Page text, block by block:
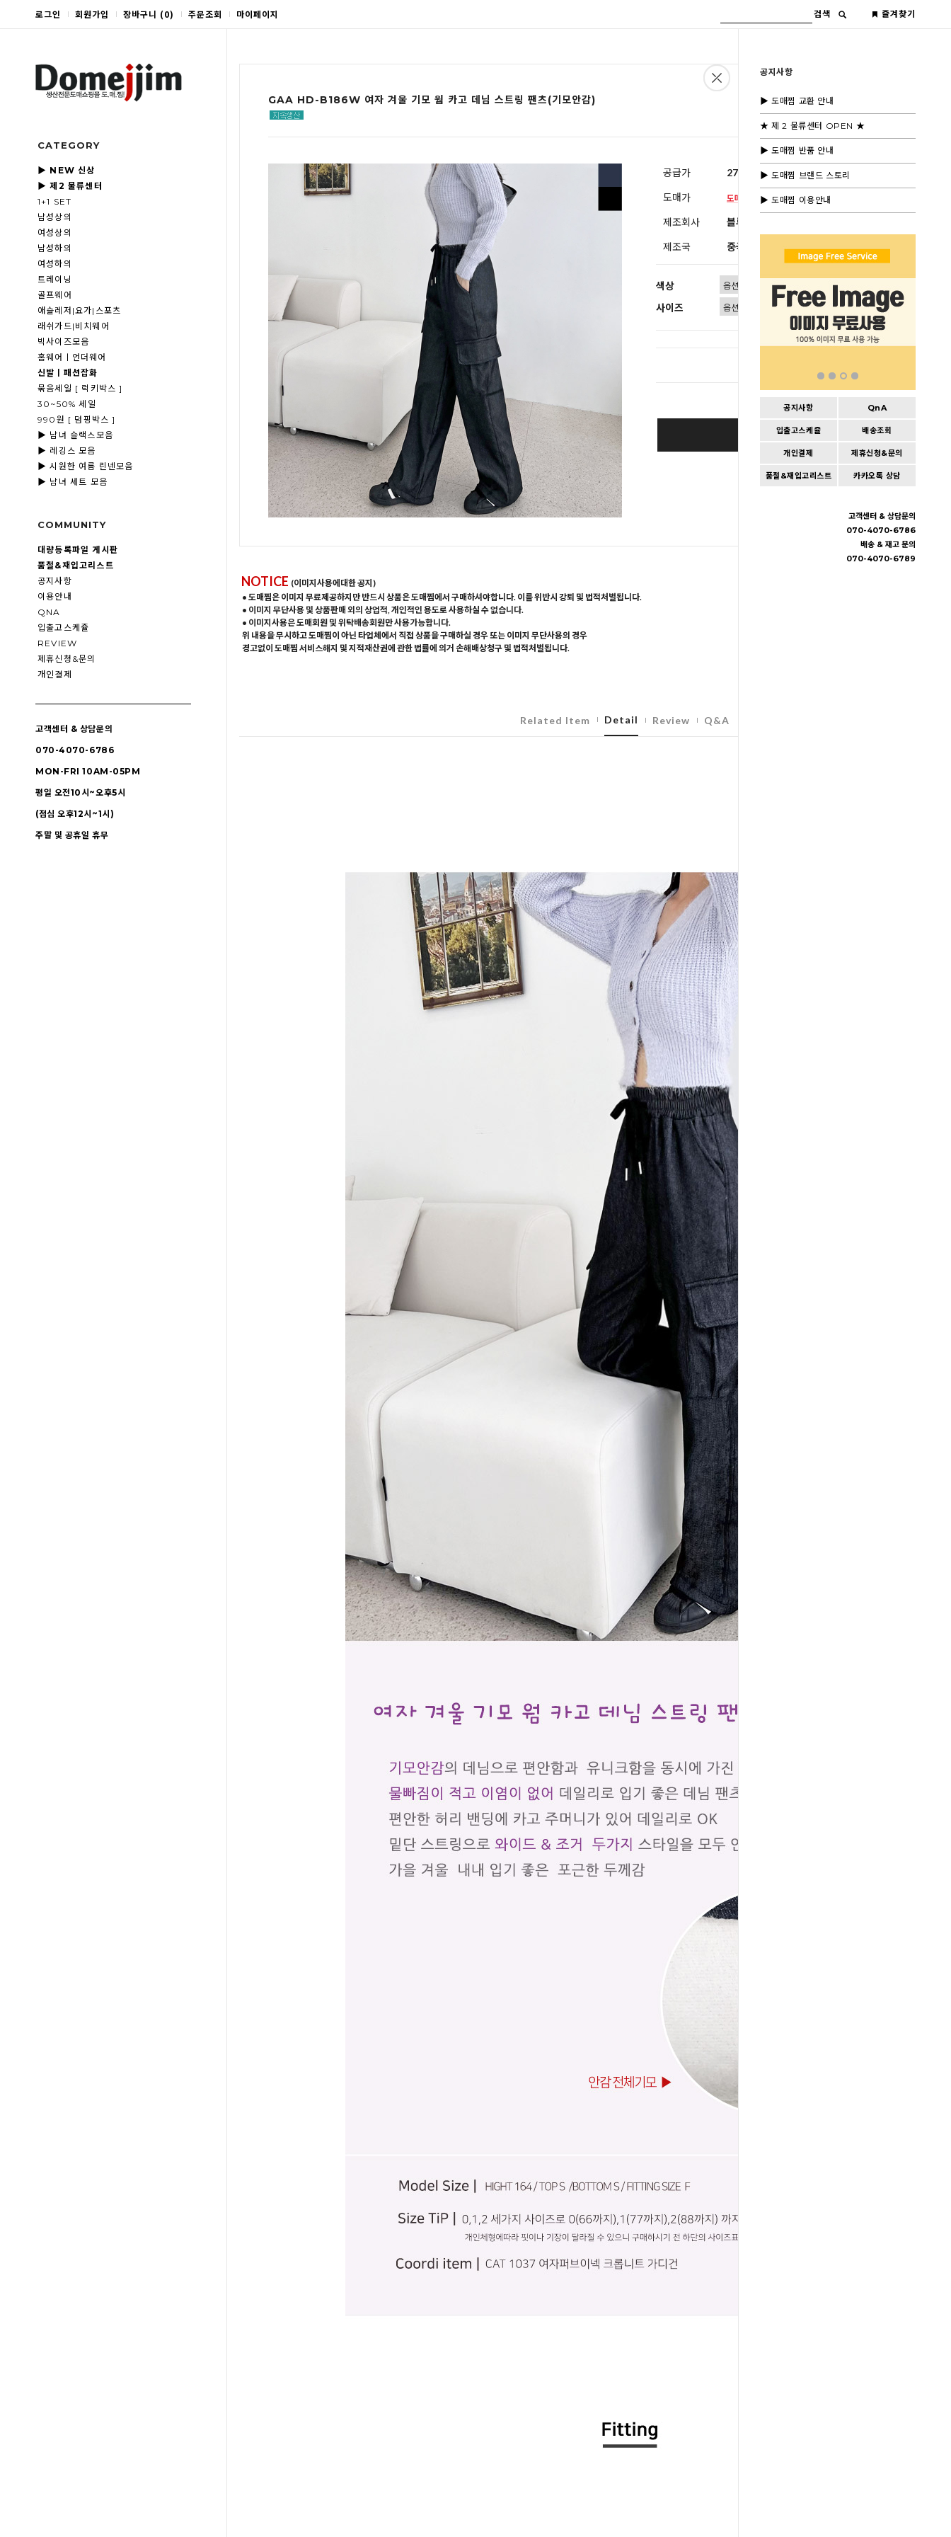
로그인 회원가입 장바구니 (0) 주문조회 마이페이지 검색 즐겨찾기
CATEGORY
▶ NEW 신상
▶ 제2 물류센터
1+1 SET
남성상의
여성상의
남성하의
여성하의
트레이닝
골프웨어
애슬레저|요가|스포츠
래쉬가드|비치웨어
빅사이즈모음
홈웨어ㅣ언더웨어
신발ㅣ패션잡화
묶음세일 [ 럭키박스 ]
30~50% 세일
990원 [ 덤핑박스 ]
▶ 남녀 슬랙스모음
▶ 레깅스 모음
▶ 시원한 여름 린넨모음
▶ 남녀 세트 모음
COMMUNITY
대량등록파일 게시판
품절&재입고리스트
공지사항
이용안내
QNA
입출고스케쥴
REVIEW
제휴신청&문의
개인결제
고객센터 & 상담문의
070-4070-6786
MON-FRI 10AM-05PM
평일 오전10시~오후5시
(점심 오후12시~1시)
주말 및 공휴일 휴무
공지사항
▶ 도매찜 교환 안내
★ 제 2 물류센터 OPEN ★
▶ 도매찜 반품 안내
▶ 도매찜 브랜드 스토리
▶ 도매찜 이용안내
공지사항 QnA
입출고스케쥴 배송조회
개인결제 제휴신청&문의
품절&재입고리스트 카카오톡 상담
고객센터 & 상담문의
070-4070-6786
배송 & 재고 문의
070-4070-6789
GAA HD-B186W 여자 겨울 기모 웜 카고 데님 스트링 팬츠(기모안감)
공급가 27,600원 (부가세별도)
도매가
제조회사 블루모드제휴사
제조국 중국
색상
사이즈
BUY IT NOW
Cart | Wishlist
NOTICE (이미지사용에대한 공지)
• 도매찜은 이미지 무료제공하지만 반드시 상품은 도매찜에서 구매하셔야합니다. 이를 위반시 강퇴 및 법적처벌됩니다.
• 이미지 무단사용 및 상품판매 외의 상업적, 개인적인 용도로 사용하실 수 없습니다.
• 이미지사용은 도매회원 및 위탁배송회원만 사용가능합니다.
위 내용을 무시하고 도매찜이 아닌 타업체에서 직접 상품을 구매하실 경우 또는 이미지 무단사용의 경우
경고없이 도매찜 서비스해지 및 지적재산권에 관한 법률에 의거 손해배상청구 및 법적처벌됩니다.
Related Item Detail Review Q&A